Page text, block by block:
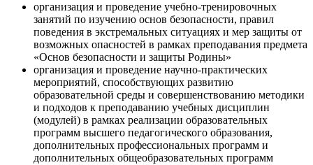
организация и проведение учебно-тренировочных
занятий по изучению основ безопасности, правил
поведения в экстремальных ситуациях и мер защиты от
возможных опасностей в рамках преподавания предмета
«Основ безопасности и защиты Родины»
организация и проведение научно-практических
мероприятий, способствующих развитию
образовательной среды и совершенствованию методики
и подходов к преподаванию учебных дисциплин
(модулей) в рамках реализации образовательных
программ высшего педагогического образования,
дополнительных профессиональных программ и
дополнительных общеобразовательных программ